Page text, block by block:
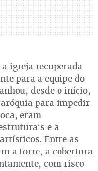
igreja recuperada
para a equipe do
desde o início,
para impedir
eram
e a
Entre as
a torre, a cobertura
com risco